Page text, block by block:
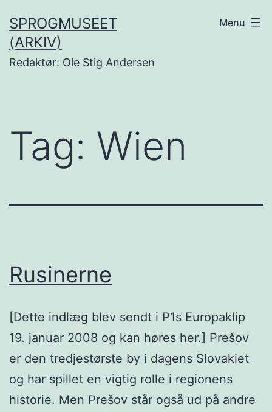
til
indhold
SPROGMUSEET
(ARKIV)
Redaktør: Ole Stig Andersen
Menu
Tag: Wien
Rusinerne
[Dette indlæg blev sendt i P1s Europaklip
19. januar 2008 og kan høres her.] Prešov
er den tredjestørste by i dagens Slovakiet
og har spillet en vigtig rolle i regionens
historie. Men Prešov står også ud på andre